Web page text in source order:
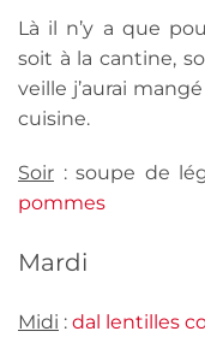
Là il n’y a que
soit à la cantine,
veille j’aurai
cuisine.
Soir : soupe de
pommes
Mardi
Midi : dal lentilles